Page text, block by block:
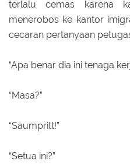
terlalu cemas karena
menerobos ke kantor
cecaran pertanyaan
“Apa benar dia ini tenaga
“Masa?”
“Saumpritt!”
“Setua ini?”